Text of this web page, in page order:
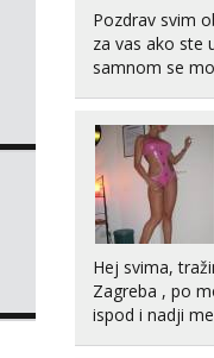
Pozdrav svim
za vas ako ste
samnom se
tipkanja uz
pripremila ...
Hej svima,
Zagreba , po
ispod i nadji